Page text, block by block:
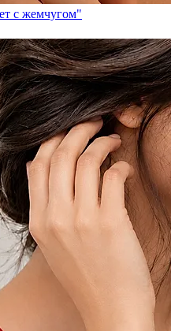
с жемчугом"